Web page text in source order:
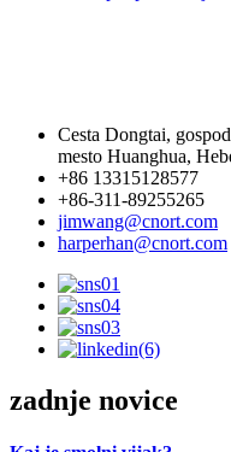
Cesta Dongtai,
mesto Huanghua,
+86 13315128577
+86-311-89255265
jimwang@cnort.com
harperhan@cnort.com
zadnje novice